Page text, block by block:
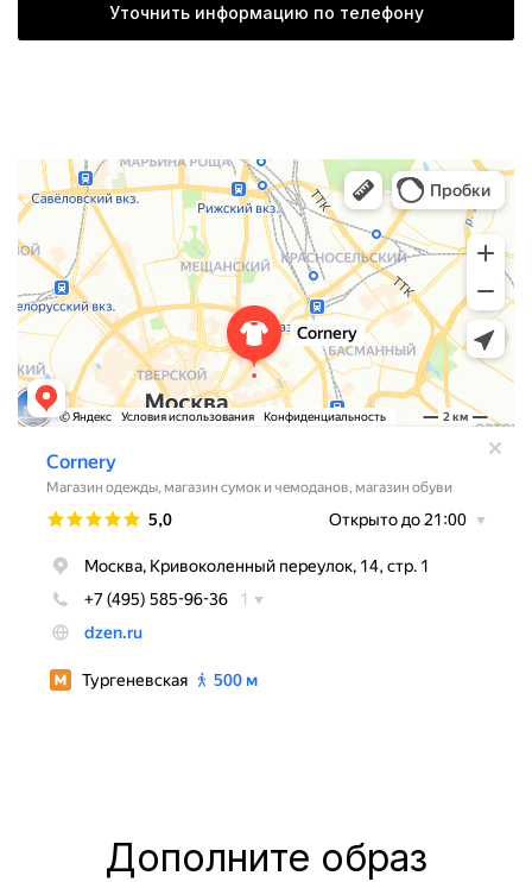
Уточнить информацию по телефону
Дополните образ